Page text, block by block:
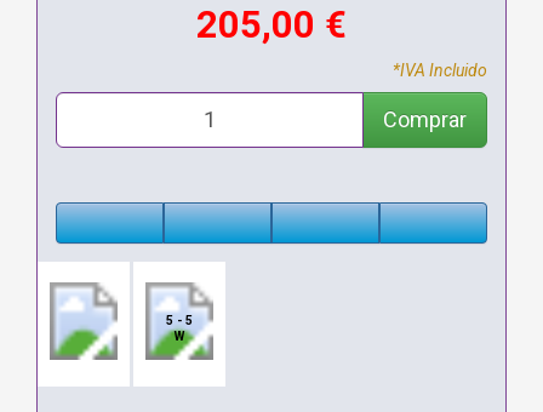
205,00 €
*IVA Incluido
Comprar
5 - 5
W